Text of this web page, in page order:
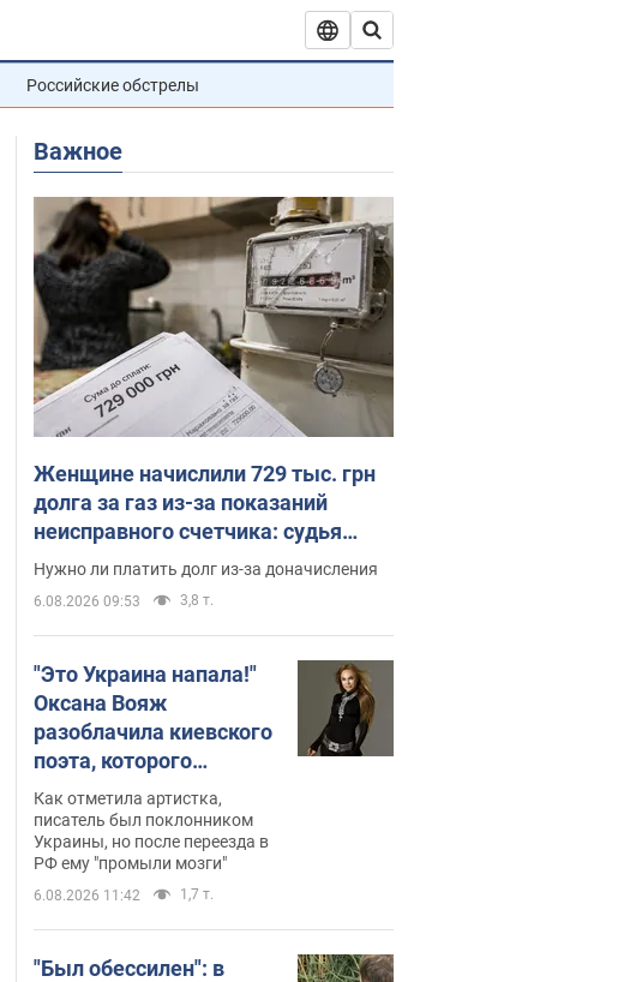
Российские обстрелы
Важное
Женщине начислили 729 тыс. грн
долга за газ из-за показаний
неисправного счетчика: судья
вынес неожиданное решение
Нужно ли платить долг из-за доначисления
6.08.2026 09:53 3,8 т.
"Это Украина напала!"
Оксана Вояж
разоблачила киевского
поэта, которого
"зазомбировали": он
даже русского не знал,
а теперь хочет
геноцида украинцев
Как отметила артистка,
писатель был поклонником
Украины, но после переезда в
РФ ему "промыли мозги"
6.08.2026 11:42 1,7 т.
"Был обессилен": в